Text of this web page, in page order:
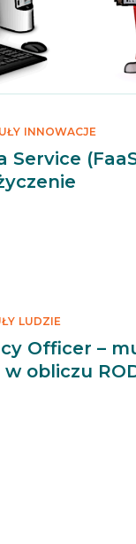
Service
INNOWACJE
Officer –
obliczu
LUDZIE